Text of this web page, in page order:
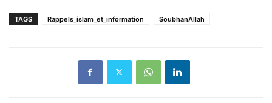
TAGS Rappels_islam_et_information SoubhanAllah